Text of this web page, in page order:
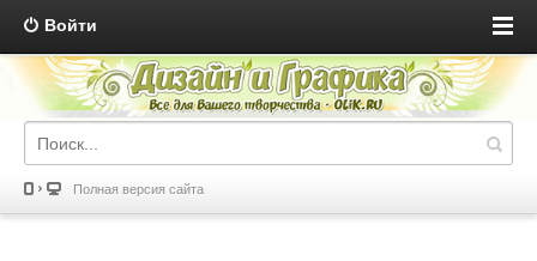
Войти
Полная версия сайта